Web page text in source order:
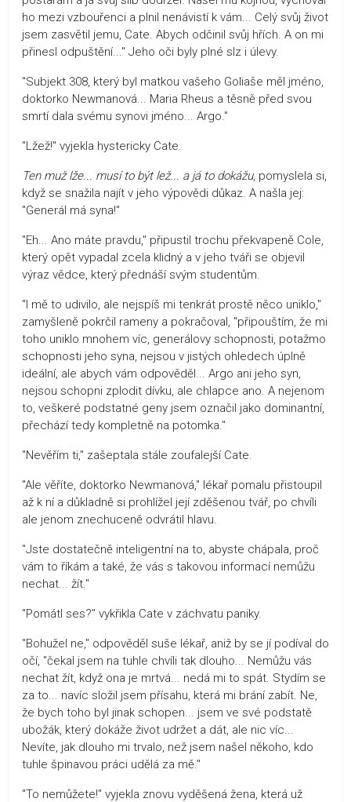
ho mezi vzbouřenci a plnil nenávistí k vám... Celý svůj život
jsem zasvětil jemu, Cate. Abych odčinil svůj hřích. A on mi
přinesl odpuštění..." Jeho oči byly plné slz i úlevy.
"Subjekt 308, který byl matkou vašeho Goliaše měl jméno,
doktorko Newmanová... Maria Rheus a těsně před svou
smrtí dala svému synovi jméno... Argo."
"Lžež!" vyjekla hystericky Cate.
Ten muž lže... musí to být lež... a já to dokážu, pomyslela si,
když se snažila najít v jeho výpovědi důkaz. A našla jej:
"Generál má syna!"
"Eh... Ano máte pravdu," připustil trochu překvapeně Cole,
který opět vypadal zcela klidný a v jeho tváři se objevil
výraz vědce, který přednáší svým studentům.
"I mě to udivilo, ale nejspíš mi tenkrát prostě něco uniklo,"
zamyšleně pokrčil rameny a pokračoval, "připouštím, že mi
toho uniklo mnohem víc, generálovy schopnosti, potažmo
schopnosti jeho syna, nejsou v jistých ohledech úplně
ideální, ale abych vám odpověděl... Argo ani jeho syn,
nejsou schopni zplodit dívku, ale chlapce ano. A nejenom
to, veškeré podstatné geny jsem označil jako dominantní,
přechází tedy kompletně na potomka."
"Nevěřím ti," zašeptala stále zoufalejší Cate.
"Ale věříte, doktorko Newmanová," lékař pomalu přistoupil
až k ní a důkladně si prohlížel její zděšenou tvář, po chvíli
ale jenom znechuceně odvrátil hlavu.
"Jste dostatečně inteligentní na to, abyste chápala, proč
vám to říkám a také, že vás s takovou informací nemůžu
nechat... žít."
"Pomátl ses?" vykřikla Cate v záchvatu paniky.
"Bohužel ne," odpověděl suše lékař, aniž by se jí podíval do
očí, "čekal jsem na tuhle chvíli tak dlouho... Nemůžu vás
nechat žít, když ona je mrtvá... nedá mi to spát. Stydím se
za to... navíc složil jsem přísahu, která mi brání zabít. Ne,
že bych toho byl jinak schopen... jsem ve své podstatě
ubožák, který dokáže život udržet a dát, ale nic víc...
Nevíte, jak dlouho mi trvalo, než jsem našel někoho, kdo
tuhle špinavou práci udělá za mě."
"To nemůžete!" vyjekla znovu vyděšená žena, která už